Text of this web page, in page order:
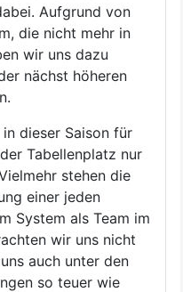
Aufgrund von
die nicht mehr in
wir uns dazu
nächst höheren
dieser Saison für
Tabellenplatz nur
stehen die
einer jeden
System als Team im
wir uns nicht
auch unter den
so teuer wie